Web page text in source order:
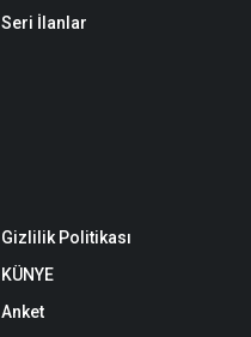
Seri İlanlar
Gizlilik Politikası
KÜNYE
Anket